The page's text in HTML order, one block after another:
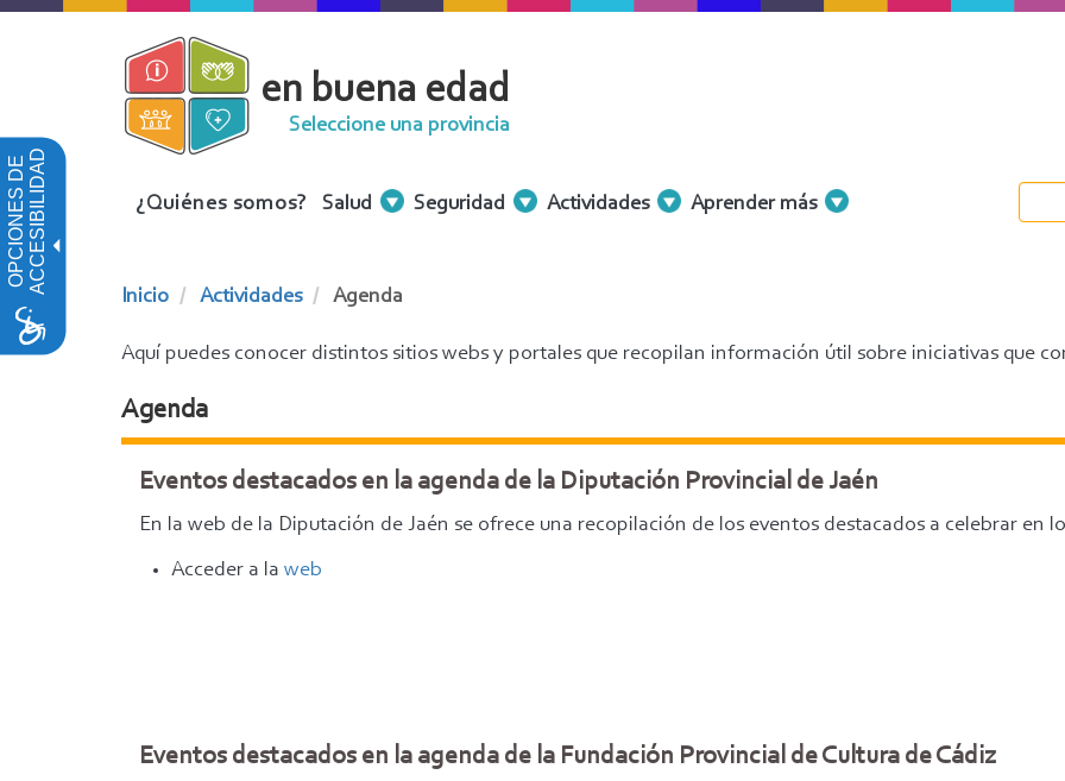
OPCIONES DEACCESIBILIDAD
Pasar
en buena edad
Seleccione una provincia
Menu
¿Quiénes somos? Salud Seguridad Actividades Aprender más
Inicio Actividades Agenda
Aquí puedes conocer distintos sitios webs y portales que recopilan información útil sobre iniciativas que
Agenda
Eventos destacados en la agenda de la Diputación Provincial de Jaén
En la web de la Diputación de Jaén se ofrece una recopilación de los eventos destacados a celebrar en
Acceder a la web
Eventos destacados en la agenda de la Fundación Provincial de Cultura de Cádiz